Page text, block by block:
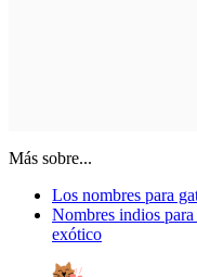
Más sobre...
Los nombres para
Nombres indios
exótico